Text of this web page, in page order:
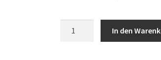
In den